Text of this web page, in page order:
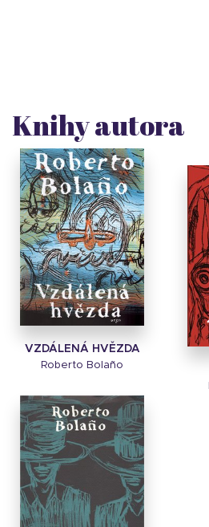
Knihy autora
VZDÁLENÁ HVĚZDA
Roberto Bolaño